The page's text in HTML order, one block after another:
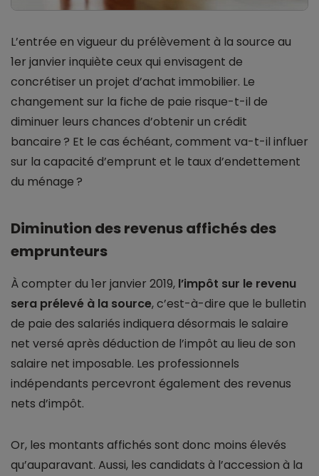
L’entrée en vigueur du prélèvement à la source au
1er janvier inquiète ceux qui envisagent de
concrétiser un projet d’achat immobilier. Le
changement sur la fiche de paie risque-t-il de
diminuer leurs chances d’obtenir un crédit
bancaire ? Et le cas échéant, comment va-t-il influer
sur la capacité d’emprunt et le taux d’endettement
du ménage ?
Diminution des revenus affichés des
emprunteurs
À compter du 1er janvier 2019, l’impôt sur le revenu
sera prélevé à la source, c’est-à-dire que le bulletin
de paie des salariés indiquera désormais le salaire
net versé après déduction de l’impôt au lieu de son
salaire net imposable. Les professionnels
indépendants percevront également des revenus
nets d’impôt.
Or, les montants affichés sont donc moins élevés
qu’auparavant. Aussi, les candidats à l’accession à la